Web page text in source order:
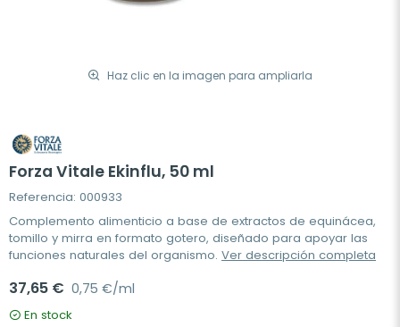
Haz clic en la imagen para ampliarla
Forza Vitale Ekinflu, 50 ml
Referencia: 000933
Complemento alimenticio a base de extractos de equinácea,
tomillo y mirra en formato gotero, diseñado para apoyar las
funciones naturales del organismo. Ver descripción completa
37,65 € 0,75 €/ml
En stock